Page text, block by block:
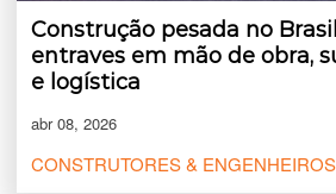
Construção pesada no
entraves em mão de obra,
e logística
abr 08, 2026
CONSTRUTORES &